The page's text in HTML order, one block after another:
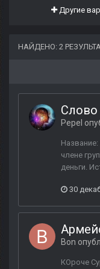
Другие
НАЙДЕНО: 2
Слово
Pepel
члене
деньги.
30
Bon
КОроче